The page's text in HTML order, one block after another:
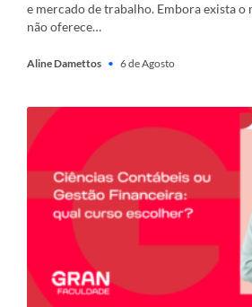
e mercado de trabalho. Embora exista o
não oferece…
Aline Damettos • 6 de Agosto